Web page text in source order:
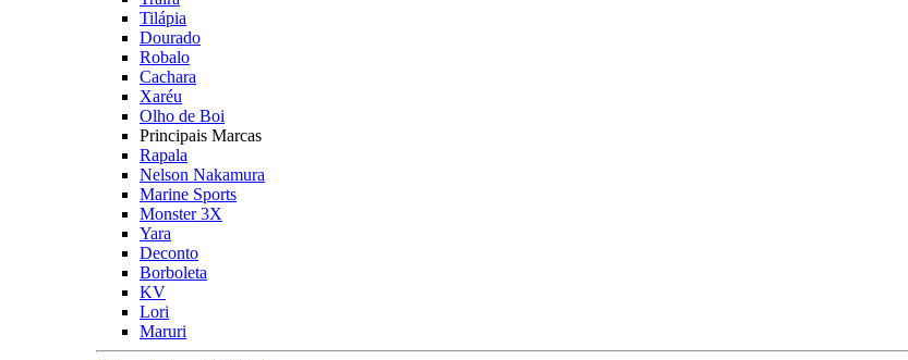
Tilápia
Dourado
Robalo
Cachara
Xaréu
Olho de Boi
Principais Marcas
Rapala
Nelson Nakamura
Marine Sports
Monster 3X
Yara
Deconto
Borboleta
KV
Lori
Maruri